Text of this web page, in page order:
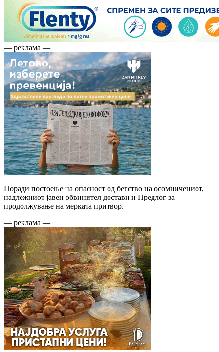
— реклама —
Поради постоење на опасност од бегство на осомничениот,
надлежниот јавен обвинител достави и Предлог за
продолжување на мерката притвор.
— реклама —